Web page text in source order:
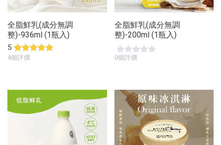
服務/政策
全脂鮮乳(成分無調
整)-936ml (1瓶入)
5
4個評價
全脂鮮乳(成分無調
整)-200ml (1瓶入)
0個評價